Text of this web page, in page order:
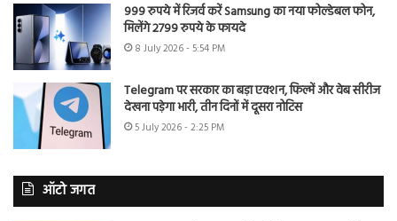
999 रुपये में रिजर्व करें Samsung का नया फोल्डेबल फोन,
मिलेंगे 2799 रुपये के फायदे
8 July 2026 - 5:54 PM
Telegram पर सरकार का बड़ा एक्शन, फिल्में और वेब सीरीज
देखना पड़ेगा भारी, तीन दिनों में दूसरा नोटिस
5 July 2026 - 2:25 PM
ऑटो जगत